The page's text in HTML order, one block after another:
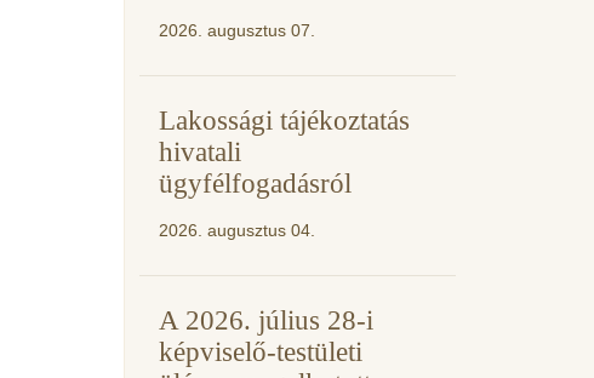
2026. augusztus 07.
Lakossági tájékoztatás
hivatali
ügyfélfogadásról
2026. augusztus 04.
A 2026. július 28-i
képviselő-testületi